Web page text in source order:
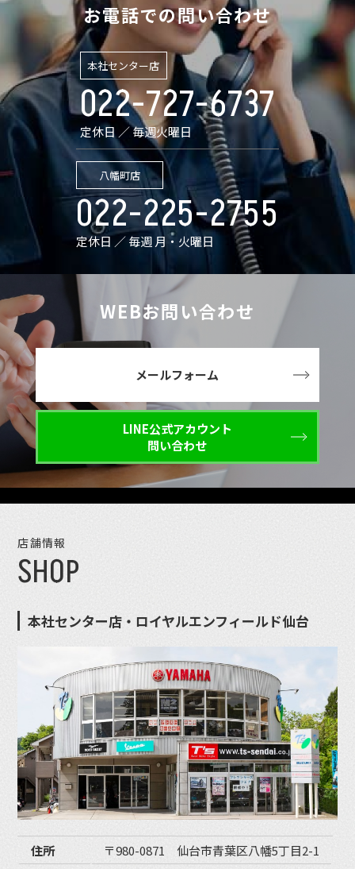
お電話での問い合わせ
本社センター店
022-727-6737
定休日 ／ 毎週火曜日
八幡町店
022-225-2755
定休日 ／ 毎週 月・火曜日
WEBお問い合わせ
メールフォーム
LINE公式アカウント
問い合わせ
店舗情報
SHOP
本社センター店・ロイヤルエンフィールド仙台
住所
〒980-0871 仙台市青葉区八幡5丁目2-1